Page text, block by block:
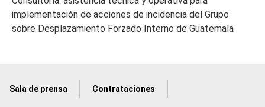
implementación de acciones de incidencia del Grupo
sobre Desplazamiento Forzado Interno de Guatemala
Sala de prensa Contrataciones